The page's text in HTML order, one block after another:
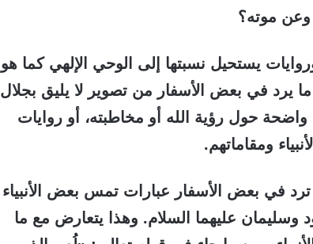
وعن موته؟
يستحيل نسبتها إلى الوحي الإلهي كما هو
يرد في بعض الأسفار من تصوير لا يليق بجلال
حول رؤية الله أو مخاطبته، أو روايات
ومقاماتهم.
ترد في بعض الأسفار عبارات تمس بعض الأنبياء
وسليمان عليهما السلام. وهذا يتعارض مع ما